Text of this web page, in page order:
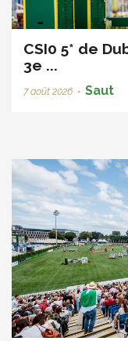
CSI0 5* de
3e ...
7 août 2026 • Saut